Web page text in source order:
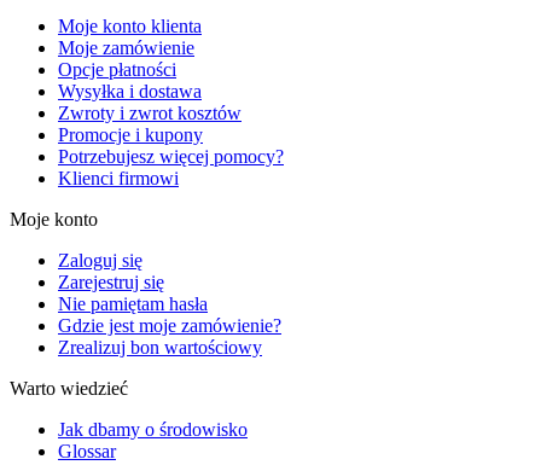
Moje konto klienta
Moje zamówienie
Opcje płatności
Wysyłka i dostawa
Zwroty i zwrot kosztów
Promocje i kupony
Potrzebujesz więcej pomocy?
Klienci firmowi
Moje konto
Zaloguj się
Zarejestruj się
Nie pamiętam hasła
Gdzie jest moje zamówienie?
Zrealizuj bon wartościowy
Warto wiedzieć
Jak dbamy o środowisko
Glossar